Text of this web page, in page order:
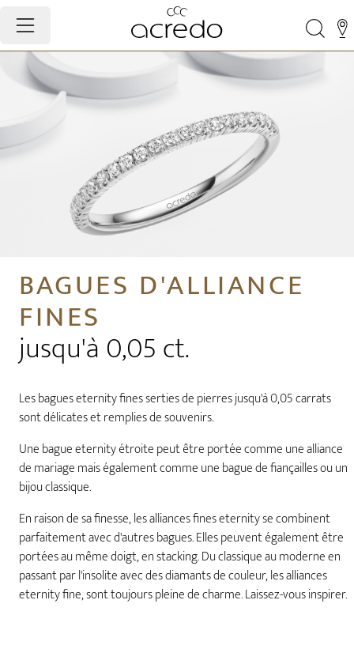
BAGUES D'ALLIANCE
FINES
jusqu'à 0,05 ct.
Les bagues eternity fines serties de pierres jusqu'à 0,05 carrats
sont délicates et remplies de souvenirs.
Une bague eternity étroite peut être portée comme une alliance
de mariage mais également comme une bague de fiançailles ou un
bijou classique.
En raison de sa finesse, les alliances fines eternity se combinent
parfaitement avec d'autres bagues. Elles peuvent également être
portées au même doigt, en stacking. Du classique au moderne en
passant par l'insolite avec des diamants de couleur, les alliances
eternity fine, sont toujours pleine de charme. Laissez-vous inspirer.